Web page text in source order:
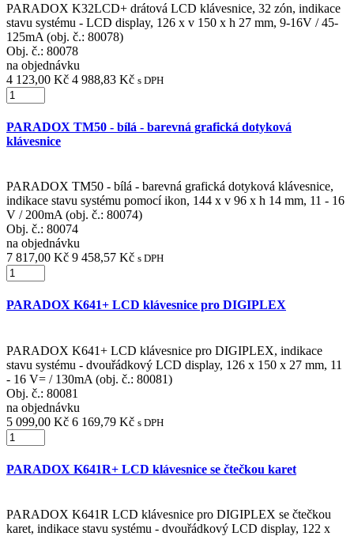
PARADOX K32LCD+ drátová LCD klávesnice, 32 zón, indikace
stavu systému - LCD display, 126 x v 150 x h 27 mm, 9-16V / 45-
125mA (obj. č.: 80078)
Obj. č.: 80078
na objednávku
4 123,00 Kč 4 988,83 Kč s DPH
PARADOX TM50 - bílá - barevná grafická dotyková
klávesnice
PARADOX TM50 - bílá - barevná grafická dotyková klávesnice,
indikace stavu systému pomocí ikon, 144 x v 96 x h 14 mm, 11 - 16
V / 200mA (obj. č.: 80074)
Obj. č.: 80074
na objednávku
7 817,00 Kč 9 458,57 Kč s DPH
PARADOX K641+ LCD klávesnice pro DIGIPLEX
PARADOX K641+ LCD klávesnice pro DIGIPLEX, indikace
stavu systému - dvouřádkový LCD display, 126 x 150 x 27 mm, 11
- 16 V= / 130mA (obj. č.: 80081)
Obj. č.: 80081
na objednávku
5 099,00 Kč 6 169,79 Kč s DPH
PARADOX K641R+ LCD klávesnice se čtečkou karet
PARADOX K641R LCD klávesnice pro DIGIPLEX se čtečkou
karet, indikace stavu systému - dvouřádkový LCD display, 122 x